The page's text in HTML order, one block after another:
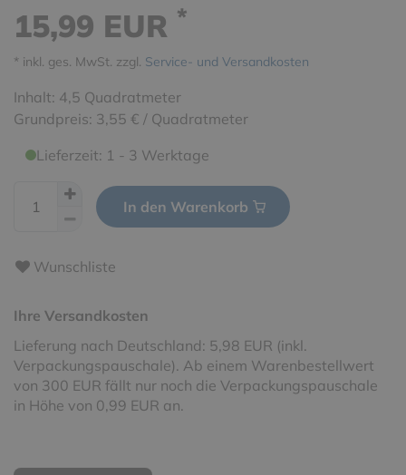
15,99 EUR *
* inkl. ges. MwSt. zzgl. Service- und Versandkosten
Inhalt: 4,5 Quadratmeter
Grundpreis: 3,55 € / Quadratmeter
Lieferzeit: 1 - 3 Werktage
In den Warenkorb
Wunschliste
Ihre Versandkosten
Lieferung nach Deutschland: 5,98 EUR (inkl.
Verpackungspauschale). Ab einem Warenbestellwert
von 300 EUR fällt nur noch die Verpackungspauschale
in Höhe von 0,99 EUR an.